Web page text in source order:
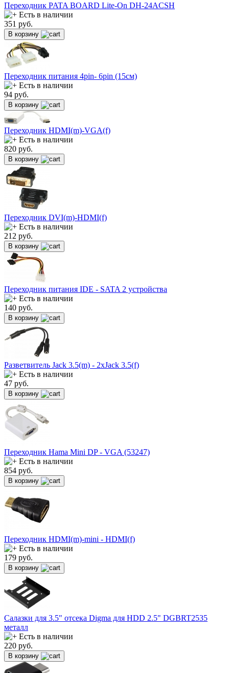
Переходник PATA BOARD Lite-On DH-24ACSH
Есть в наличии
351 руб.
В корзину
Переходник питания 4pin- 6pin (15см)
Есть в наличии
94 руб.
В корзину
Переходник HDMI(m)-VGA(f)
Есть в наличии
820 руб.
В корзину
Переходник DVI(m)-HDMI(f)
Есть в наличии
212 руб.
В корзину
Переходник питания IDE - SATA 2 устройства
Есть в наличии
140 руб.
В корзину
Разветвитель Jack 3.5(m) - 2xJack 3.5(f)
Есть в наличии
47 руб.
В корзину
Переходник Hama Mini DP - VGA (53247)
Есть в наличии
854 руб.
В корзину
Переходник HDMI(m)-mini - HDMI(f)
Есть в наличии
179 руб.
В корзину
Салазки для 3.5" отсека Digma для HDD 2.5" DGBRT2535
металл
Есть в наличии
220 руб.
В корзину